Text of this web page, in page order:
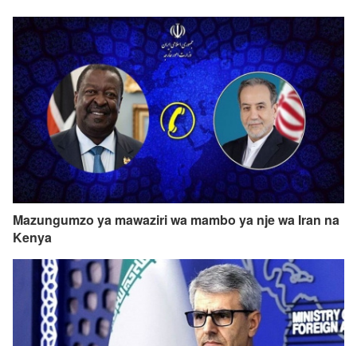
Mazungumzo ya mawaziri wa mambo ya nje wa Iran na
Kenya